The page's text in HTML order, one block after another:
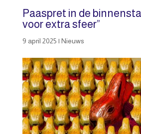
Paaspret in de
voor extra sfeer”
9 april 2025 | Nieuws